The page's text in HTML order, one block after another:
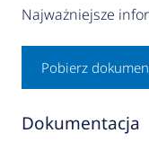
Najważniejsze
Pobierz
Dokumentacja